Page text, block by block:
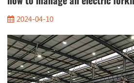
2024-04-10